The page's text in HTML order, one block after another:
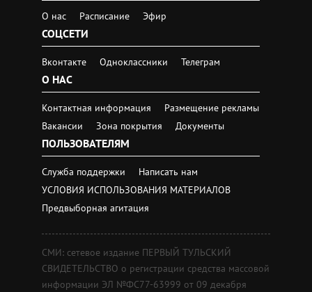
О нас Расписание Эфир
СОЦСЕТИ
Вконтакте Одноклассники Телеграм
О НАС
Контактная информация
Размещение рекламы
Вакансии
Зона покрытия Документы
ПОЛЬЗОВАТЕЛЯМ
Служба поддержки
Написать нам
УСЛОВИЯ ИСПОЛЬЗОВАНИЯ МАТЕРИАЛОВ
Предвыборная агитация
СМИ: сетевое издание ПЕРВЫЙ ТУЛЬСКИЙ
СВИДЕТЕЛЬСТВО о регистрации средства массовой
информации ЭЛ №ФС77-63999 от 09 декабря